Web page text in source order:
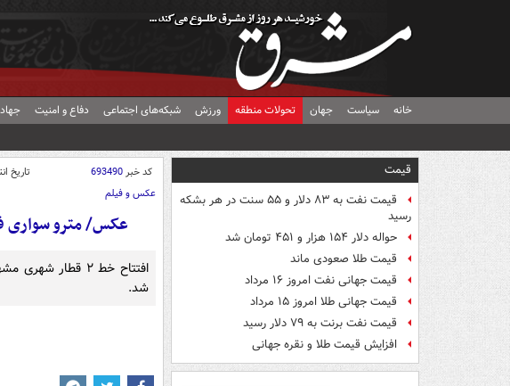
خانه سیاست جهان تحولات منطقه ورزش شبکه‌های اجتماعی دفاع و امنیت
قیمت
قیمت نفت به ۸۳ دلار و ۵۵ سنت در هر بشکه
رسید
حواله دلار ۱۵۴ هزار و ۴۵۱ تومان شد
قیمت طلا صعودی ماند
قیمت جهانی نفت امروز ۱۶ مرداد
قیمت جهانی طلا امروز ۱۵ مرداد
قیمت نفت برنت به ۷۹ دلار رسید
افزایش قیمت طلا و نقره جهانی
کد خبر693490 تاریخ
عکس و فیلم
عکس/ مترو سواری
افتتاح خط ۲
شد.